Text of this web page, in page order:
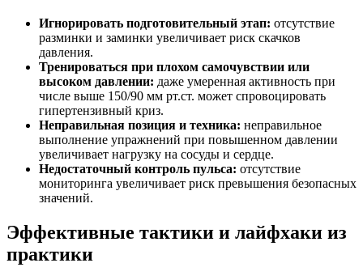
Игнорировать подготовительный этап: отсутствие
разминки и заминки увеличивает риск скачков
давления.
Тренироваться при плохом самочувствии или
высоком давлении: даже умеренная активность при
числе выше 150/90 мм рт.ст. может спровоцировать
гипертензивный криз.
Неправильная позиция и техника: неправильное
выполнение упражнений при повышенном давлении
увеличивает нагрузку на сосуды и сердце.
Недостаточный контроль пульса: отсутствие
мониторинга увеличивает риск превышения безопасных
значений.
Эффективные тактики и лайфхаки из
практики